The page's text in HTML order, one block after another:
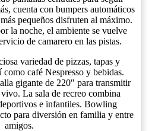
cuenta con bumpers automáticos
pequeños disfruten al máximo.
la noche, el ambiente se vuelve
de camarero en las pistas.
variedad de pizzas, tapas y
café Nespresso y bebidas.
gigante de 220″ para transmitir
La sala de recreo combina
e infantiles. Bowling
para diversión en familia y entre
amigos.